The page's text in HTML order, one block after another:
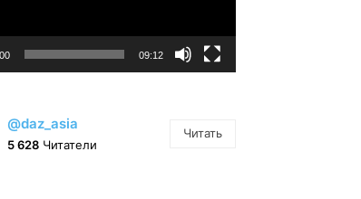
09:12
@daz_asia
5 628 Читатели
Читать